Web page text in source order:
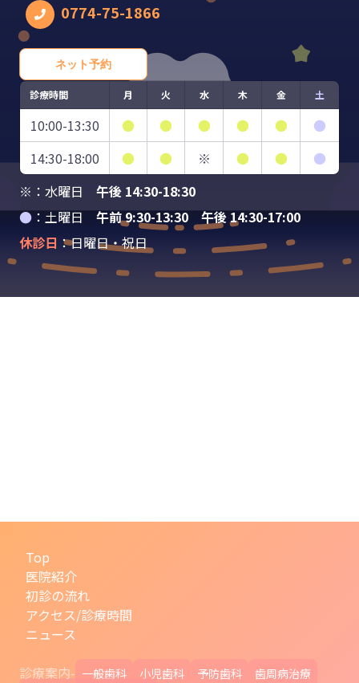
0774-75-1866
ネット予約
診療時間 月 火 水 木 金 土
10:00-13:30 ● ● ● ● ●
●
14:30-18:00
● ● ※ ● ●
●
※：水曜日 午後 14:30-18:30
●：土曜日午前 9:30-13:30 午後 14:30-17:00
休診日 ：日曜日・祝日
Top
医院紹介
初診の流れ
アクセス/診療時間
ニュース
診療案内- 一般歯科 小児歯科 予防歯科 歯周病治療